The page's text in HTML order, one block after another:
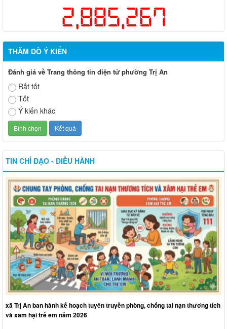
2,885,267
THĂM DÒ Ý KIẾN
Đánh giá về Trang thông tin điện tử phường Trị An
Rất tốt
Tốt
Ý kiến khác
TIN CHỈ ĐẠO - ĐIỀU HÀNH
xã Trị An ban hành kế hoạch tuyên truyền phòng, chống tai nạn thương tích
và xâm hại trẻ em năm 2026